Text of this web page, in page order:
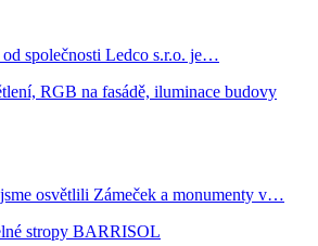
společnosti Ledco s.r.o. je…
osvětlili Zámeček a monumenty v…